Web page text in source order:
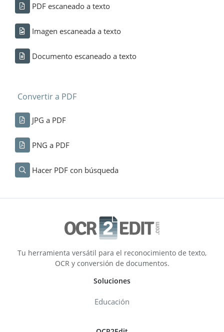
PDF escaneado a texto
Imagen escaneada a texto
Documento escaneado a texto
Convertir a PDF
JPG a PDF
PNG a PDF
Hacer PDF con búsqueda
Tu herramienta versátil para el reconocimiento de texto,
OCR y conversión de documentos.
Soluciones
Educación